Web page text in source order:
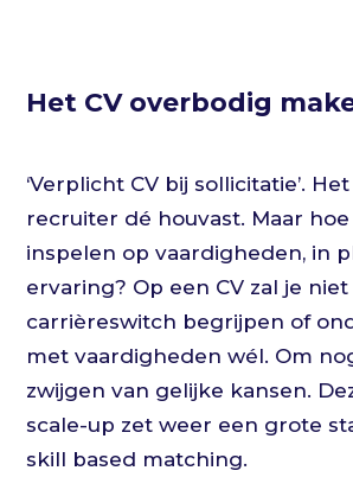
Het CV overbodig
‘Verplicht CV bij sollicitatie’.
recruiter dé houvast. Maar
inspelen op vaardigheden, in
ervaring? Op een CV zal je
carrièreswitch begrijpen of
met vaardigheden wél. Om
zwijgen van gelijke kansen.
scale-up zet weer een grote
skill based matching.